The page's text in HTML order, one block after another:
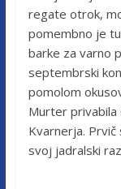
regate otrok,
pomembno je
barke za varno
septembrski
pomolom
Murter privabila
Kvarnerja.
svoj jadralski